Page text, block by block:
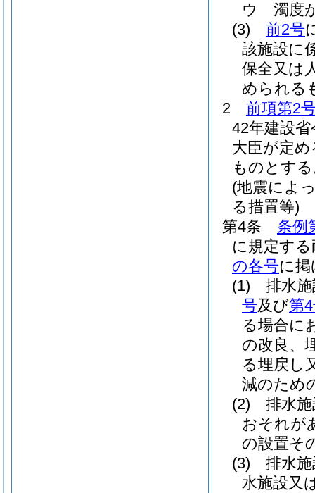
ウ
濁度
(3)
前2号
該施設に
保全又は
められる
2
前項第2
42年建設
大臣が定
ものとす
(地震によ
る措置等)
第4条
条例
に規定す
の各号に
(1)
排水
号及び第
る場合に
の改良、
る埋戻し
減のため
(2)
排水
おそれが
の設置そ
(3)
排水
水施設又